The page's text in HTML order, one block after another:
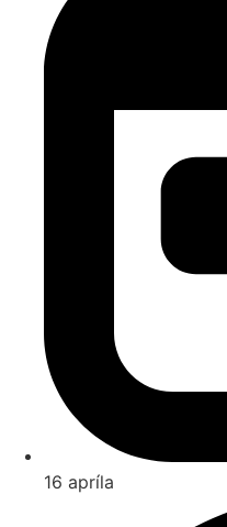
16 apríla